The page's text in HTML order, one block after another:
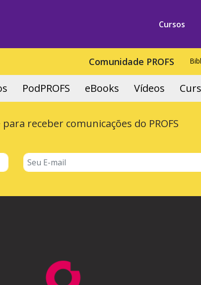
Cursos
Comunidade PROFS
PodPROFS eBooks Vídeos
receber comunicações do PROFS